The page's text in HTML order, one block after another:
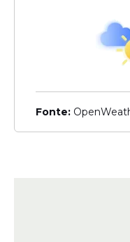
Fonte: